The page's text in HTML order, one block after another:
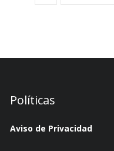
Políticas
Aviso de Privacidad